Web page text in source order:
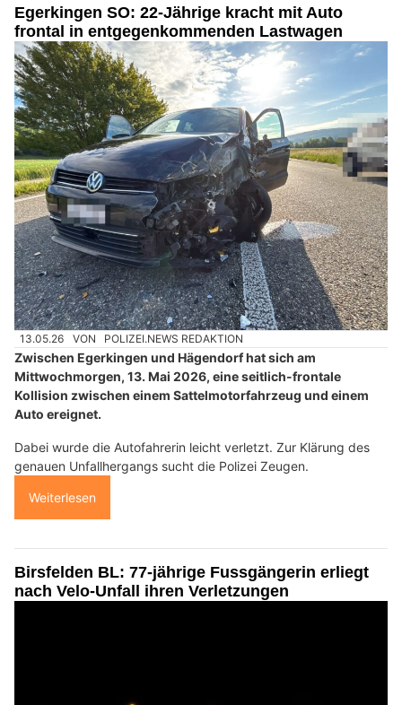
Egerkingen SO: 22-Jährige kracht mit Auto
frontal in entgegenkommenden Lastwagen
13.05.26 VON POLIZEI.NEWS REDAKTION
Zwischen Egerkingen und Hägendorf hat sich am
Mittwochmorgen, 13. Mai 2026, eine seitlich-frontale
Kollision zwischen einem Sattelmotorfahrzeug und einem
Auto ereignet.
Dabei wurde die Autofahrerin leicht verletzt. Zur Klärung des
genauen Unfallhergangs sucht die Polizei Zeugen.
Weiterlesen
Birsfelden BL: 77-jährige Fussgängerin erliegt
nach Velo-Unfall ihren Verletzungen